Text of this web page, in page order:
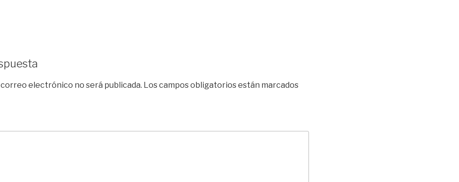
electrónico no será publicada. Los campos obligatorios están marcados